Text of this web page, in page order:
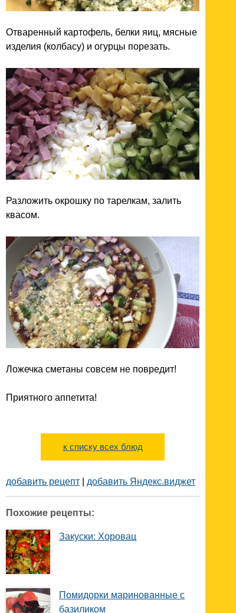
Отваренный картофель, белки яиц, мясные
изделия (колбасу) и огурцы порезать.
Разложить окрошку по тарелкам, залить
квасом.
Ложечка сметаны совсем не повредит!
Приятного аппетита!
к списку всех блюд
добавить рецепт добавить Яндекс.виджет
Похожие рецепты:
Закуски: Хоровац
Помидорки маринованные с
базиликом